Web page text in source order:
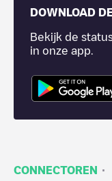
DOWNLOAD
Bekijk de
in onze app.
CONNECTOREN ·